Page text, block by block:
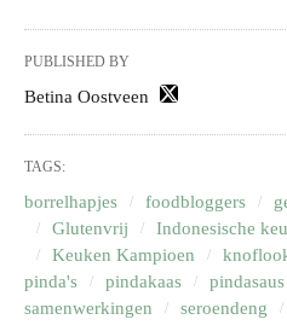
PUBLISHED BY
Betina Oostveen
TAGS:
borrelhapjes foodbloggers
Glutenvrij
Indonesische
Keuken Kampioen
pinda's
pindakaas pindasaus
samenwerkingen
seroendeng